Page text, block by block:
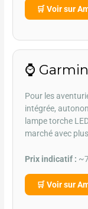
🛒 Voir sur
⌚
Pour les
intégrée,
lampe torche
marché avec
Prix indicatif :
🛒 Voir sur